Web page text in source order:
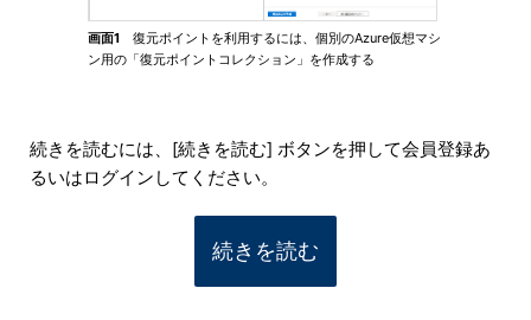
画面1 復元ポイントを利用するには、個別のAzure仮想マシ
ン用の「復元ポイントコレクション」を作成する
続きを読むには、[続きを読む] ボタンを押して会員登録あ
るいはログインしてください。
続きを読む